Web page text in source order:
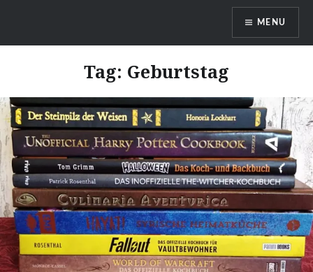
DragonDanielas Hobbyblog
MENU
Tag: Geburtstag